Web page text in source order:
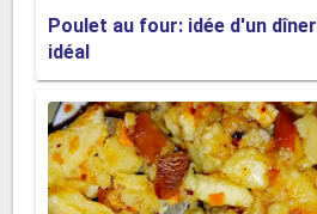
Poulet au four: idée d'un dîner
idéal